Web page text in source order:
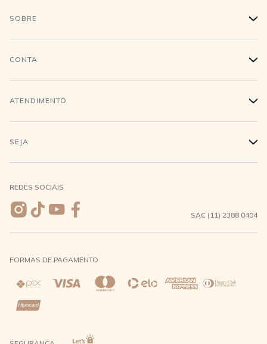
SOBRE +
História
Conecte-se
CONTA +
Login
Meus pedidos
Wishlist
ATENDIMENTO +
Compra Segura
Entrega e Frete
Trocas e Devoluções
Direito de Arrependimento
Política de Privacidade
SEJA +
REDES SOCIAIS
SAC (11) 2388 0404
FORMAS DE PAGAMENTO